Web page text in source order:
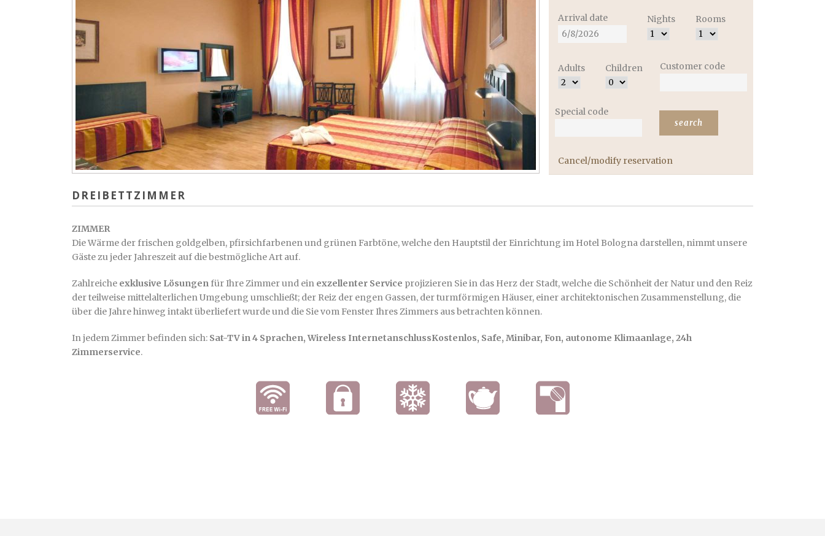
Arrival date Nights Rooms
Adults Children Customer code
Special code
Cancel/modify reservation
DREIBETTZIMMER
ZIMMER
Die Wärme der frischen goldgelben, pfirsichfarbenen und grünen Farbtöne, welche den Hauptstil der Einrichtung im Hotel Bologna darstellen, nimmt unsere
Gäste zu jeder Jahreszeit auf die bestmögliche Art auf.
Zahlreiche exklusive Lösungen für Ihre Zimmer und ein exzellenter Service projizieren Sie in das Herz der Stadt, welche die Schönheit der Natur und den Reiz
der teilweise mittelalterlichen Umgebung umschließt; der Reiz der engen Gassen, der turmförmigen Häuser, einer architektonischen Zusammenstellung, die
über die Jahre hinweg intakt überliefert wurde und die Sie vom Fenster Ihres Zimmers aus betrachten können.
In jedem Zimmer befinden sich: Sat-TV in 4 Sprachen, Wireless InternetanschlussKostenlos, Safe, Minibar, Fon, autonome Klimaanlage, 24h
Zimmerservice.